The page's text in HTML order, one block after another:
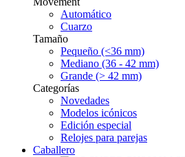
Automático
Cuarzo
Tamaño
Pequeño (<36 mm)
Mediano (36 - 42 mm)
Grande (> 42 mm)
Categorías
Novedades
Modelos icónicos
Edición especial
Relojes para parejas
Caballero